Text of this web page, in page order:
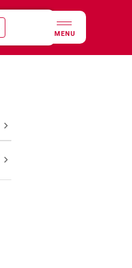
MENU